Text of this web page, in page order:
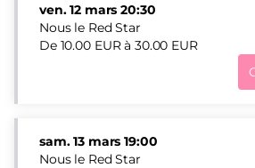
de cinq interprètes, il rend hommage à
sport et de spectacle qui nous
notre feu intérieur.
ven. 12 mars 20:30
Nous le Red Star
De 10.00 EUR à30.00 EUR
sam. 13 mars 19:00
Nous le Red Star